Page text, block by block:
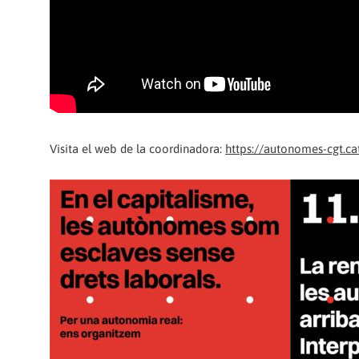
Visita el web de la coordinadora: https://autonomes-